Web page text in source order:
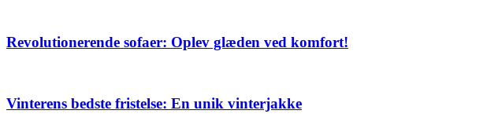
Revolutionerende sofaer: Oplev glæden ved komfort!
Vinterens bedste fristelse: En unik vinterjakke